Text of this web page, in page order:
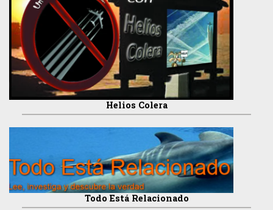
Helios Colera
Todo Está Relacionado